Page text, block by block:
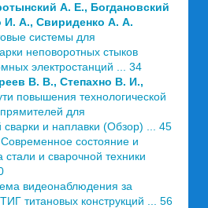
А. Е., Богдановский
И. А., Свириденко А. А.
системы для
неповоротных стыков
электростанций ... 34
В. В., Степахно В. И.,
повышения технологической
для
сварки и наплавки (Обзор) ... 45
Современное состояние и
стали и сварочной техники
видеонаблюдения за
титановых конструкций ... 56